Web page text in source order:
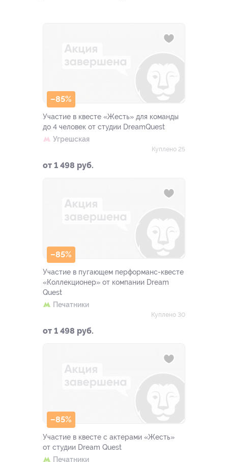
–85%
Участие в квесте «Жесть» для команды
до 4 человек от студии DreamQuest
Угрешская
от 1 498 руб.
Куплено 25
–85%
Участие в пугающем перформанс-квесте
«Коллекционер» от компании Dream
Quest
Печатники
от 1 498 руб.
Куплено 30
–85%
Участие в квесте с актерами «Жесть»
от студии Dream Quest
Печатники